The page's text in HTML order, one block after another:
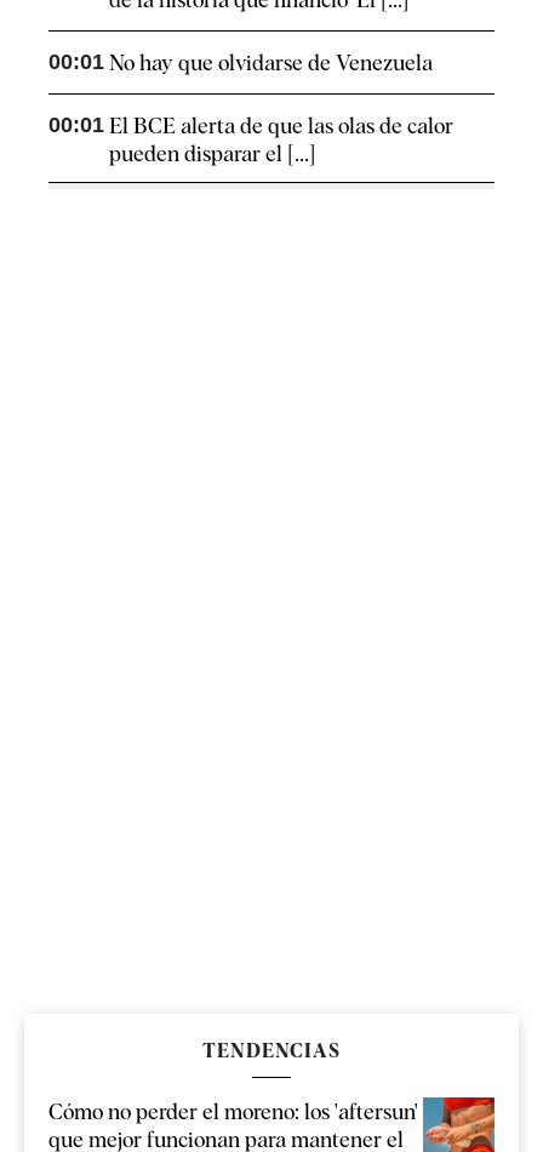
00:01 No hay que olvidarse de Venezuela
00:01 El BCE alerta de que las olas de calor
pueden disparar el [...]
TENDENCIAS
Cómo no perder el moreno: los 'aftersun'
que mejor funcionan para mantener el